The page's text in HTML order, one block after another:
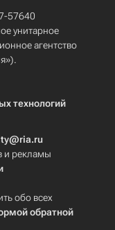
57640
унитарное
агентство
технологий
и рекламы
обо всех
обратной